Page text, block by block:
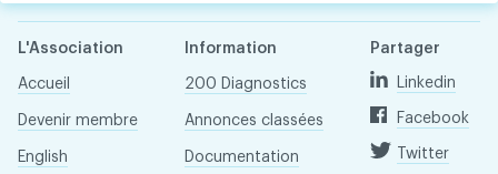
L'Association
Accueil
Devenir membre
English
Information
200 Diagnostics
Annonces classées
Documentation
Partager
Linkedin
Facebook
Twitter